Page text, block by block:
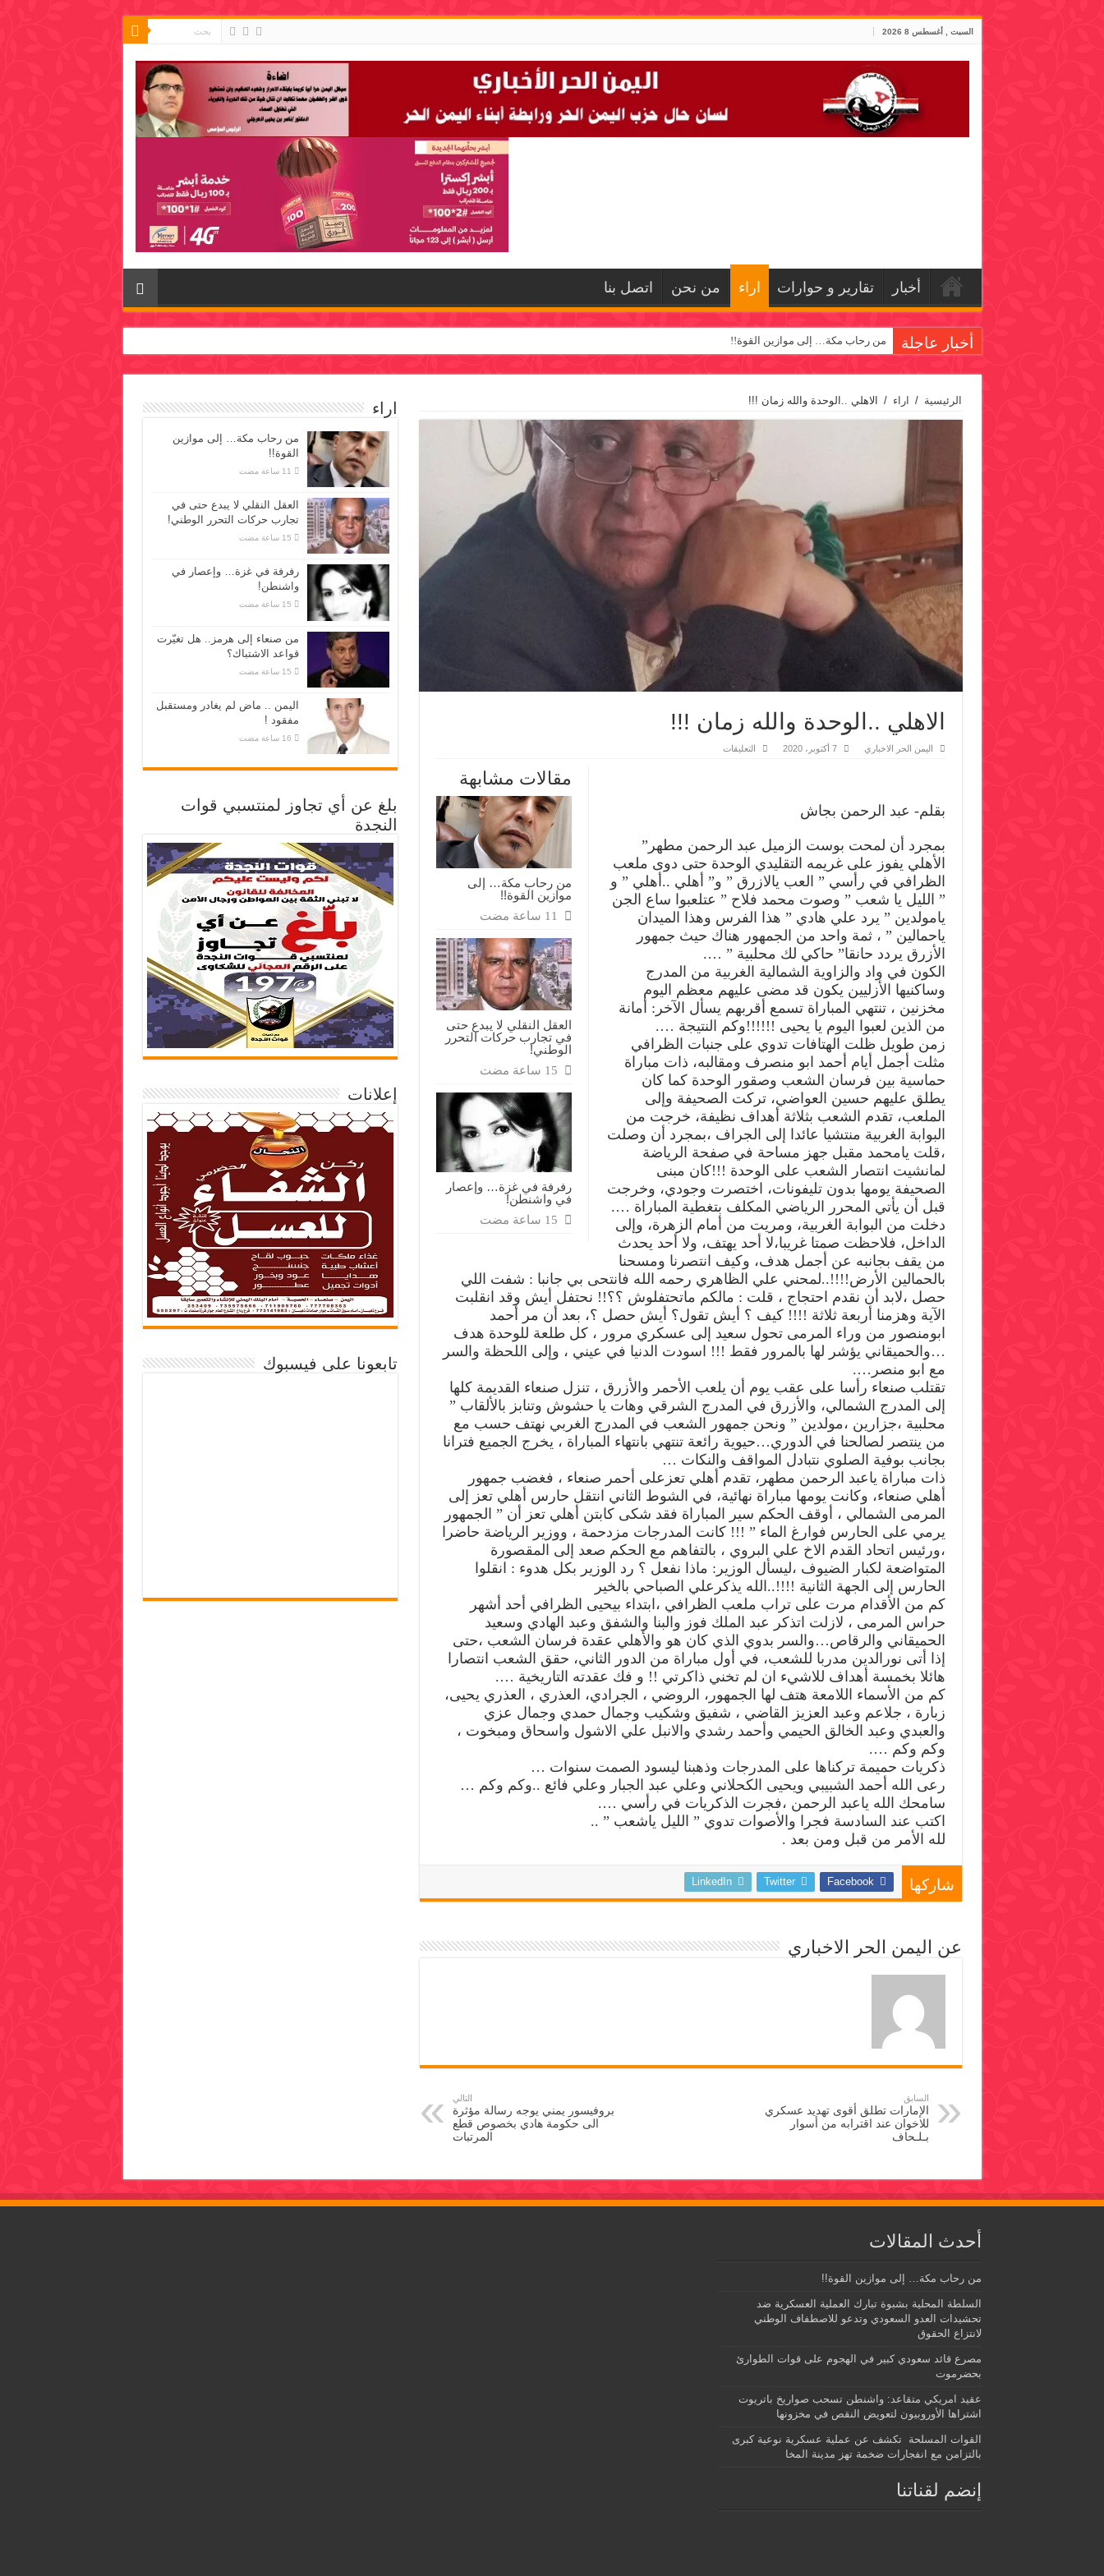
السبت , أغسطس 8 2026
أخبار تقارير و حوارات اراء من نحن اتصل بنا
أخبار عاجلة من رحاب مكة… إلى موازين القوة!!
الرئيسية / اراء / الاهلي ..الوحدة والله زمان !!!
الاهلي ..الوحدة والله زمان !!!
اليمن الحر الاخباري 7 أكتوبر، 2020 التعليقات
مقالات مشابهة
من رحاب مكة… إلى
موازين القوة!!
العقل النقلي لا يبدع حتى
في تجارب حركات التحرر
الوطني!
رفرفة في غزة… وإعصار
في واشنطن!
بقلم- عبد الرحمن بجاش
بمجرد أن لمحت بوست الزميل عبد الرحمن مطهر”
الأهلي يفوز على غريمه التقليدي الوحدة حتى دوى ملعب
الظرافي في رأسي ” العب يالازرق ” و” أهلي ..أهلي ” و
” الليل يا شعب ” وصوت محمد فلاح ” عتلعبوا ساع الجن
يامولدين ” يرد علي هادي ” هذا الفرس وهذا الميدان
ياحمالين ” ، ثمة واحد من الجمهور هناك حيث جمهور
الأزرق يردد حانقا” حاكي لك محلبية ” ….
الكون في واد والزاوية الشمالية الغربية من المدرج
وساكنيها الأزليين يكون قد مضى عليهم معظم اليوم
مخزنين ، تنتهي المباراة تسمع أقربهم يسأل الآخر: أمانة
من الذين لعبوا اليوم يا يحيى !!!!!!وكم النتيجة ….
زمن طويل ظلت الهتافات تدوي على جنبات الظرافي
مثلت أجمل أيام أحمد ابو منصرف ومقالبه، ذات مباراة
حماسية بين فرسان الشعب وصقور الوحدة كما كان
يطلق عليهم حسين العواضي، تركت الصحيفة وإلى
الملعب، تقدم الشعب بثلاثة أهداف نظيفة، خرجت من
البوابة الغربية منتشيا عائدا إلى الجراف ،بمجرد أن وصلت
،قلت يامحمد مقبل جهز مساحة في صفحة الرياضة
لمانشيت انتصار الشعب على الوحدة !!!كان مبنى
الصحيفة يومها بدون تليفونات، اختصرت وجودي، وخرجت
قبل أن يأتي المحرر الرياضي المكلف بتغطية المباراة ….
دخلت من البوابة الغربية، ومريت من أمام الزهرة، وإلى
الداخل، فلاحظت صمتا غريبا،لا أحد يهتف، ولا أحد يحدث
من يقف بجانبه عن أجمل هدف، وكيف انتصرنا ومسحنا
بالحمالين الأرض!!!!..لمحني علي الظاهري رحمه الله فانتحى بي جانبا : شفت اللي
حصل ،لابد أن نقدم احتجاج ، قلت : مالكم ماتحتفلوش ؟؟!! نحتفل أيش وقد انقلبت
الآية وهزمنا أربعة ثلاثة !!!! كيف ؟ أيش تقول؟ أيش حصل ؟، بعد أن مر أحمد
ابومنصور من وراء المرمى تحول سعيد إلى عسكري مرور ، كل طلعة للوحدة هدف
…والحميقاني يؤشر لها بالمرور فقط !!! اسودت الدنيا في عيني ، وإلى اللحظة والسر
مع ابو منصر….
تقتلب صنعاء رأسا على عقب يوم أن يلعب الأحمر والأزرق ، تنزل صنعاء القديمة كلها
إلى المدرج الشمالي، والأزرق في المدرج الشرقي وهات يا حشوش وتنابز بالألقاب ”
محلبية ،جزارين ،مولدين ” ونحن جمهور الشعب في المدرج الغربي نهتف حسب مع
من ينتصر لصالحنا في الدوري…حيوية رائعة تنتهي بانتهاء المباراة ، يخرج الجميع فترانا
بجانب بوفية الصلوي نتبادل المواقف والنكات …
ذات مباراة ياعبد الرحمن مطهر، تقدم أهلي تعزعلى أحمر صنعاء ، فغضب جمهور
أهلي صنعاء، وكانت يومها مباراة نهائية، في الشوط الثاني انتقل حارس أهلي تعز إلى
المرمى الشمالي ، أوقف الحكم سير المباراة فقد شكى كابتن أهلي تعز أن ” الجمهور
يرمي على الحارس فوارغ الماء ” !!! كانت المدرجات مزدحمة ، ووزير الرياضة حاضرا
،ورئيس اتحاد القدم الاخ علي البروي ، بالتفاهم مع الحكم صعد إلى المقصورة
المتواضعة لكبار الضيوف ،ليسأل الوزير: ماذا نفعل ؟ رد الوزير بكل هدوء : انقلوا
الحارس إلى الجهة الثانية !!!!..الله يذكرعلي الصباحي بالخير
كم من الأقدام مرت على تراب ملعب الظرافي ،ابتداء بيحيى الظرافي أحد أشهر
حراس المرمى ، لازلت اتذكر عبد الملك فوز والبنا والشفق وعبد الهادي وسعيد
الحميقاني والرقاص…والسر بدوي الذي كان هو والأهلي عقدة فرسان الشعب ،حتى
إذا أتى نورالدين مدربا للشعب، في أول مباراة من الدور الثاني، حقق الشعب انتصارا
هائلا بخمسة أهداف للاشيء ان لم تخني ذاكرتي !! و فك عقدته التاريخية ….
كم من الأسماء اللامعة هتف لها الجمهور، الروضي ، الجرادي، العذري ، العذري يحيى،
زبارة ، جلاعم وعبد العزيز القاضي ، شفيق وشكيب وجمال حمدي وجمال عزي
والعبدي وعبد الخالق الحيمي وأحمد رشدي والانبل علي الاشول واسحاق ومبخوت ،
وكم وكم ….
ذكريات حميمة تركناها على المدرجات وذهبنا ليسود الصمت سنوات …
رعى الله أحمد الشبيبي ويحيى الكحلاني وعلي عبد الجبار وعلي فائع ..وكم وكم …
سامحك الله ياعبد الرحمن ،فجرت الذكريات في رأسي ….
اكتب عند السادسة فجرا والأصوات تدوي ” الليل ياشعب ” ..
لله الأمر من قبل ومن بعد .
شاركها Facebook
Twitter
LinkedIn
عن اليمن الحر الاخباري
السابق
الإمارات تطلق أقوى تهديد عسكري
للاخوان عند اقترابه من أسوار
بـلـحاف
التالي
بروفيسور يمني يوجه رسالة مؤثرة
الى حكومة هادي بخصوص قطع
المرتبات
اراء
من رحاب مكة… إلى موازين
القوة!!
العقل النقلي لا يبدع حتى في
تجارب حركات التحرر الوطني!
رفرفة في غزة… وإعصار في
واشنطن!
من صنعاء إلى هرمز.. هل تغيّرت
قواعد الاشتباك؟
اليمن .. ماض لم يغادر ومستقبل
مفقود !
بلغ عن أي تجاوز لمنتسبي قوات
النجدة
إعلانات
تابعونا على فيسبوك
أحدث المقالات
من رحاب مكة… إلى موازين القوة!!
السلطة المحلية بشبوة تبارك العملية العسكرية ضد
تحشيدات العدو السعودي وتدعو للاصطفاف الوطني
لانتزاع الحقوق
مصرع قائد سعودي كبير في الهجوم على قوات الطوارئ
بحضرموت
عقيد امريكي متقاعد: واشنطن تسحب صواريخ باتريوت
اشتراها الأوروبيون لتعويض النقص في مخزونها
القوات المسلحة تكشف عن عملية عسكرية نوعية كبرى
بالتزامن مع انفجارات ضخمة تهز مدينة المخا
إنضم لقناتنا